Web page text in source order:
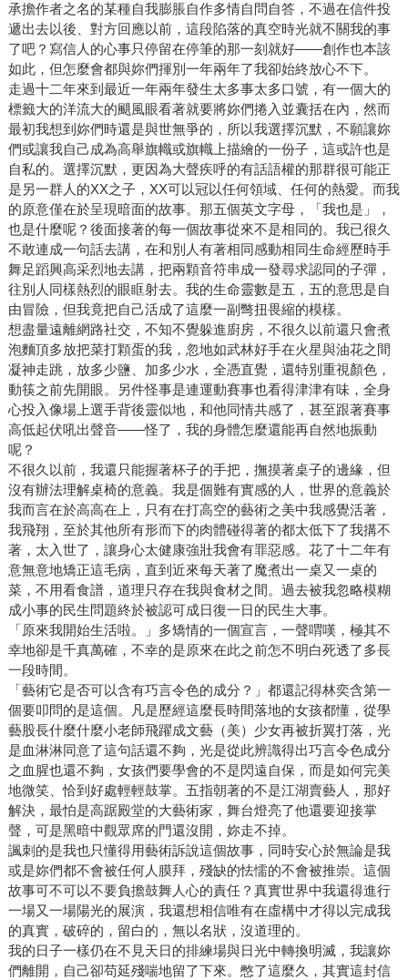
承擔作者之名的某種自我膨脹自作多情自問自答，不過在信件投
遞出去以後、對方回應以前，這段陷落的真空時光就不關我的事
了吧？寫信人的心事只停留在停筆的那一刻就好——創作也本該
如此，但怎麼會都與妳們揮別一年兩年了我卻始終放心不下。
走過十二年來到最近一年兩年發生太多事太多口號，有一個大的
標籤大的洋流大的颶風眼看著就要將妳們捲入並囊括在內，然而
最初我想到妳們時還是與世無爭的，所以我選擇沉默，不願讓妳
們或讓我自己成為高舉旗幟或旗幟上描繪的一份子，這或許也是
自私的。選擇沉默，更因為大聲疾呼的有話語權的那群很可能正
是另一群人的XX之子，XX可以冠以任何領域、任何的熱愛。而我
的原意僅在於呈現暗面的故事。那五個英文字母，「我也是」，
也是什麼呢？後面接著的每一個故事從來不是相同的。我已很久
不敢連成一句話去講，在和別人有著相同感動相同生命經歷時手
舞足蹈興高采烈地去講，把兩顆音符串成一發尋求認同的子彈，
往別人同樣熱烈的眼眶射去。我的生命靈數是五，五的意思是自
由冒險，但我竟把自己活成了這麼一副彆扭畏縮的模樣。
想盡量遠離網路社交，不知不覺躲進廚房，不很久以前還只會煮
泡麵頂多放把菜打顆蛋的我，忽地如武林好手在火星與油花之間
凝神走跳，放多少鹽、加多少水，全憑直覺，還特別重視顏色，
動筷之前先開眼。另件怪事是連運動賽事也看得津津有味，全身
心投入像場上選手背後靈似地，和他同情共感了，甚至跟著賽事
高低起伏吼出聲音——怪了，我的身體怎麼還能再自然地振動
呢？
不很久以前，我還只能握著杯子的手把，撫摸著桌子的邊緣，但
沒有辦法理解桌椅的意義。我是個難有實感的人，世界的意義於
我而言在於高高在上，只有在打高空的藝術之美中我感覺活著，
我飛翔，至於其他所有形而下的肉體碰得著的都太低下了我搆不
著，太入世了，讓身心太健康強壯我會有罪惡感。花了十二年有
意無意地矯正這毛病，直到近來每天著了魔煮出一桌又一桌的
菜，不用看食譜，道理只存在我與食材之間。過去被我忽略模糊
成小事的民生問題終於被認可成日復一日的民生大事。
「原來我開始生活啦。」多矯情的一個宣言，一聲喟嘆，極其不
幸地卻是千真萬確，不幸的是原來在此之前怎不明白死透了多長
一段時間。
「藝術它是否可以含有巧言令色的成分？」都還記得林奕含第一
個要叩問的是這個。凡是歷經這麼長時間落地的女孩都懂，從學
藝股長什麼什麼小老師飛躍成文藝（美）少女再被折翼打落，光
是血淋淋同意了這句話還不夠，光是從此辨識得出巧言令色成分
之血腥也還不夠，女孩們要學會的不是閃遠自保，而是如何完美
地微笑、恰到好處輕輕鼓掌。五指朝著的不是江湖賣藝人，那好
解決，最怕是高踞殿堂的大藝術家，舞台燈亮了他還要迎接掌
聲，可是黑暗中觀眾席的門還沒開，妳走不掉。
諷刺的是我也只懂得用藝術訴說這個故事，同時安心於無論是我
或是妳們都不會被任何人膜拜，殘缺的怯懦的不會被推崇。這個
故事可不可以不要負擔鼓舞人心的責任？真實世界中我還得進行
一場又一場陽光的展演，我還想相信唯有在虛構中才得以完成我
的真實，破碎的，留白的，無以名狀，沒道理的。
我的日子一樣仍在不見天日的排練場與日光中轉換明滅，我讓妳
們離開，自己卻苟延殘喘地留了下來。憋了這麼久，其實這封信